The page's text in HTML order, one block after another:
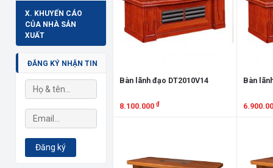
X. KHUYẾN CÁO
CỦA NHÀ SẢN
XUẤT
ĐĂNG KÝ NHẬN TIN
Đăng ký
Bàn lãnh đạo DT2010V14
8.100.000 ₫
Bàn